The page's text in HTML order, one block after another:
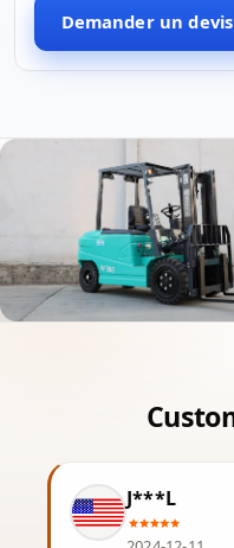
Demander un devis
J***L